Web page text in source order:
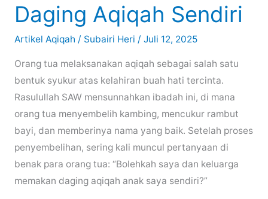
Daging Aqiqah Sendiri
Artikel Aqiqah / Subairi Heri / Juli 12, 2025
Orang tua melaksanakan aqiqah sebagai salah satu
bentuk syukur atas kelahiran buah hati tercinta.
Rasulullah SAW mensunnahkan ibadah ini, di mana
orang tua menyembelih kambing, mencukur rambut
bayi, dan memberinya nama yang baik. Setelah proses
penyembelihan, sering kali muncul pertanyaan di
benak para orang tua: “Bolehkah saya dan keluarga
memakan daging aqiqah anak saya sendiri?”